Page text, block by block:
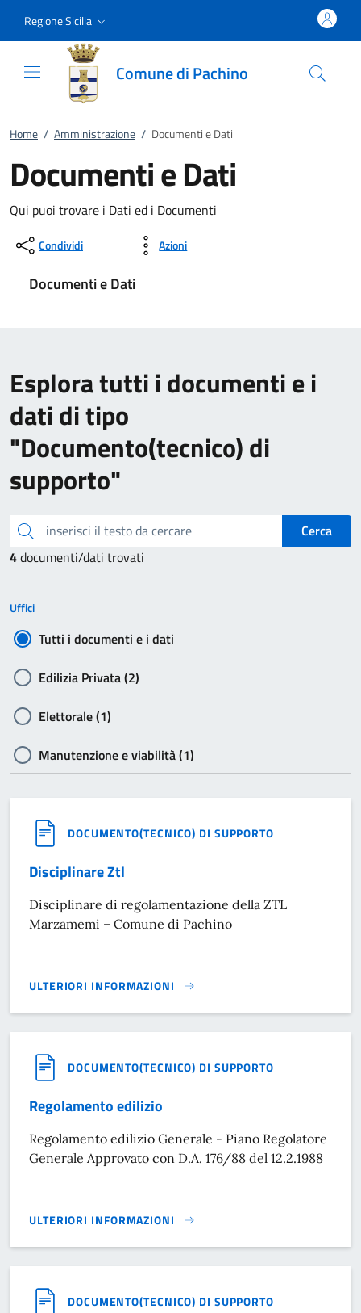
Regione Sicilia
Comune di Pachino
Home / Amministrazione / Documenti e Dati
Documenti e Dati
Qui puoi trovare i Dati ed i Documenti
Condividi Azioni
Documenti e Dati
Esplora tutti i documenti e i
dati di tipo
"Documento(tecnico) di
supporto"
inserisci il testo da cercare
Cerca
4documenti/dati trovati
Uffici
Tutti i documenti e i dati
Edilizia Privata (2)
Elettorale (1)
Manutenzione e viabilità (1)
DOCUMENTO(TECNICO) DI SUPPORTO
Disciplinare Ztl
Disciplinare di regolamentazione della ZTL
Marzamemi – Comune di Pachino
ULTERIORI INFORMAZIONI
DISCIPLINARE ZTL}
DOCUMENTO(TECNICO) DI SUPPORTO
Regolamento edilizio
Regolamento edilizio Generale - Piano Regolatore
Generale Approvato con D.A. 176/88 del 12.2.1988
ULTERIORI INFORMAZIONI
REGOLAMENTO EDILIZIO}
DOCUMENTO(TECNICO) DI SUPPORTO